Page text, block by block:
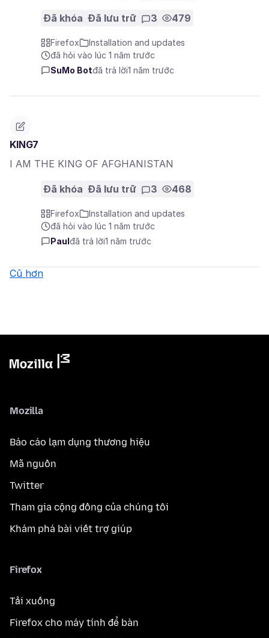
Đã khóa Đã lưu trữ 3 479
Firefox
Installation and updates
đã hỏi vào lúc 1 năm trước
SuMo Botđã trả lời1 năm trước
KING7
I AM THE KING OF AFGHANISTAN
Đã khóa Đã lưu trữ 3 468
Firefox
Installation and updates
đã hỏi vào lúc 1 năm trước
Paul đã trả lời1 năm trước
Cũ hơn
Mozilla
Báo cáo lạm dụng thương hiệu
Mã nguồn
Twitter
Tham gia cộng đồng của chúng tôi
Khám phá bài viết trợ giúp
Firefox
Tải xuống
Firefox cho máy tính để bàn